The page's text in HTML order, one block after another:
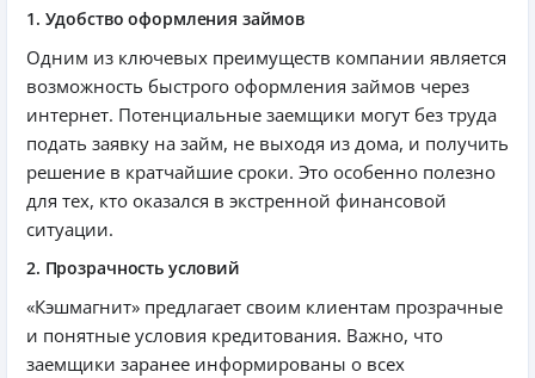
1. Удобство оформления займов
Одним из ключевых преимуществ компании является
возможность быстрого оформления займов через
интернет. Потенциальные заемщики могут без труда
подать заявку на займ, не выходя из дома, и получить
решение в кратчайшие сроки. Это особенно полезно
для тех, кто оказался в экстренной финансовой
ситуации.
2. Прозрачность условий
«Кэшмагнит» предлагает своим клиентам прозрачные
и понятные условия кредитования. Важно, что
заемщики заранее информированы о всех